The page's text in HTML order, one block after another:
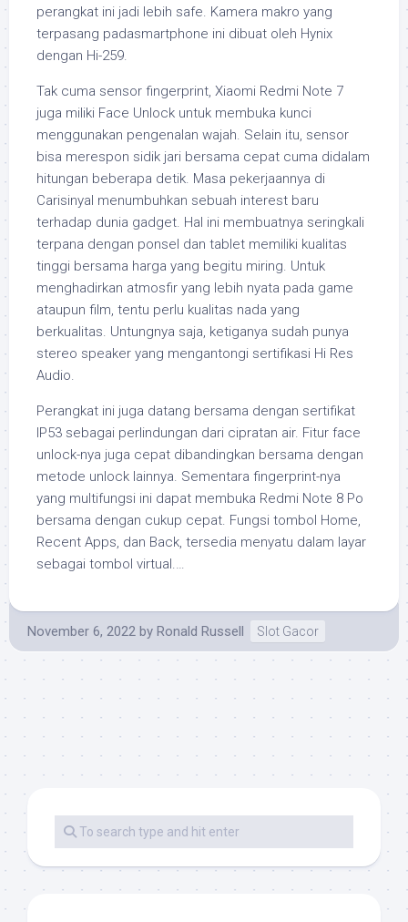
perangkat ini jadi lebih safe. Kamera makro yang
terpasang padasmartphone ini dibuat oleh Hynix
dengan Hi-259.
Tak cuma sensor fingerprint, Xiaomi Redmi Note 7
juga miliki Face Unlock untuk membuka kunci
menggunakan pengenalan wajah. Selain itu, sensor
bisa merespon sidik jari bersama cepat cuma didalam
hitungan beberapa detik. Masa pekerjaannya di
Carisinyal menumbuhkan sebuah interest baru
terhadap dunia gadget. Hal ini membuatnya seringkali
terpana dengan ponsel dan tablet memiliki kualitas
tinggi bersama harga yang begitu miring. Untuk
menghadirkan atmosfir yang lebih nyata pada game
ataupun film, tentu perlu kualitas nada yang
berkualitas. Untungnya saja, ketiganya sudah punya
stereo speaker yang mengantongi sertifikasi Hi Res
Audio.
Perangkat ini juga datang bersama dengan sertifikat
IP53 sebagai perlindungan dari cipratan air. Fitur face
unlock-nya juga cepat dibandingkan bersama dengan
metode unlock lainnya. Sementara fingerprint-nya
yang multifungsi ini dapat membuka Redmi Note 8 Po
bersama dengan cukup cepat. Fungsi tombol Home,
Recent Apps, dan Back, tersedia menyatu dalam layar
sebagai tombol virtual.…
November 6, 2022 by Ronald Russell Slot Gacor